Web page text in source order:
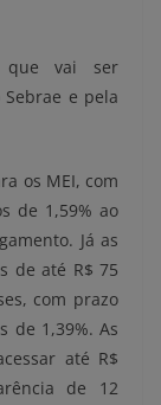
que vai ser
e pela
os MEI, com
de 1,59% ao
Já as
de até R$ 75
com prazo
de 1,39%. As
até R$
de 12